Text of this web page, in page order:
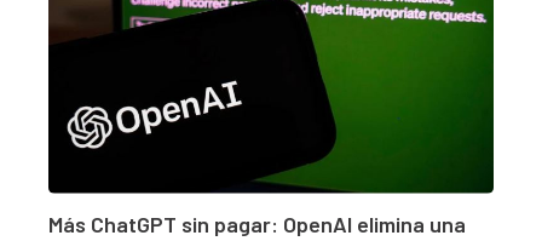
Más ChatGPT sin pagar: OpenAI elimina una